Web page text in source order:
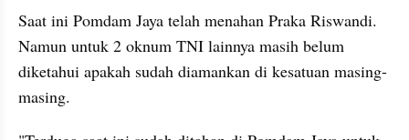
Saat ini Pomdam Jaya telah menahan Praka Riswandi.
Namun untuk 2 oknum TNI lainnya masih belum
diketahui apakah sudah diamankan di kesatuan masing-
masing.